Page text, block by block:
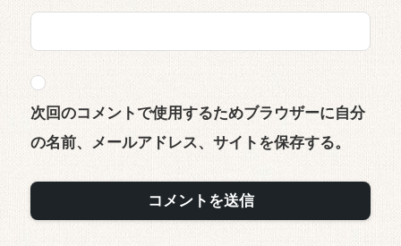
次回のコメントで使用するためブラウザーに自分
の名前、メールアドレス、サイトを保存する。